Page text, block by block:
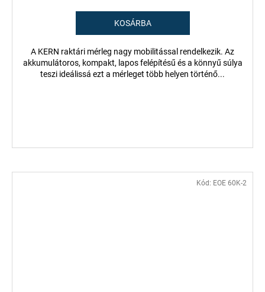
KOSÁRBA
A KERN raktári mérleg nagy mobilitással rendelkezik. Az
akkumulátoros, kompakt, lapos felépítésű és a könnyű súlya
teszi ideálissá ezt a mérleget több helyen történő...
Kód: EOE 60K-2